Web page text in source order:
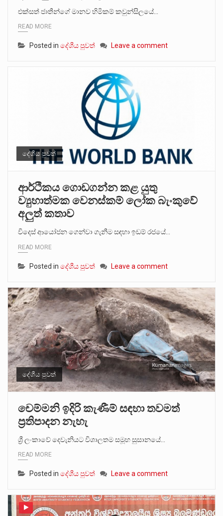
එක්සත් ජාතීන්ගේ මානව හිමිකම් කවුන්සිලයේ…
READ MORE
Posted in දේශීය පුවත් Leave a comment
දේශීය පුවත්
ආර්ථිකය ගොඩගන්න කළ යුතු
ව්‍යුහාත්මක වෙනස්කම් ලෝක බැංකුවේ
අලුත් කතාව
විදෙස් ආයෝජන ගෙන්වා ගැනීම සඳහා ඉඩම් රජයේ…
READ MORE
Posted in දේශීය පුවත් Leave a comment
දේශීය පුවත්
චෙම්මනි ඉදිරි කැණීම් සඳහා තවමත්
ප්‍රතිපාදන නැහැ
ශ්‍රී ලංකාවේ දෙවැනියට විශාලතම සමූහ සුසානයේ…
READ MORE
Posted in දේශීය පුවත් Leave a comment